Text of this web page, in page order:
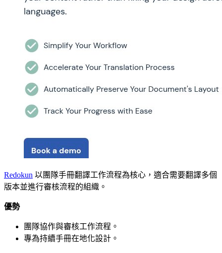
Redokun 以團隊手冊翻譯工作流程為核心，適合需要翻譯多個
版本並進行審核流程的組織。
優勢
團隊協作與審核工作流程。
專為持續手冊在地化設計。